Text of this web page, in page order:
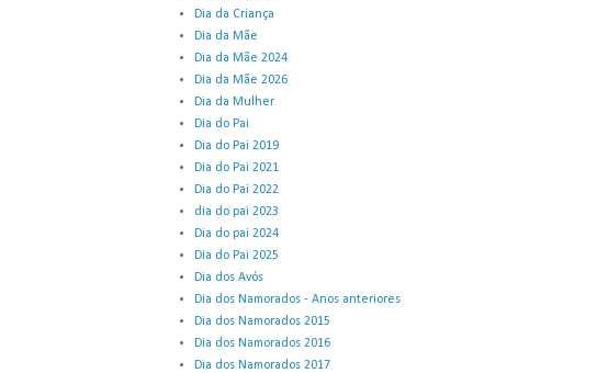
Dia da Criança
Dia da Mãe
Dia da Mãe 2024
Dia da Mãe 2026
Dia da Mulher
Dia do Pai
Dia do Pai 2019
Dia do Pai 2021
Dia do Pai 2022
dia do pai 2023
Dia do pai 2024
Dia do Pai 2025
Dia dos Avós
Dia dos Namorados - Anos anteriores
Dia dos Namorados 2015
Dia dos Namorados 2016
Dia dos Namorados 2017